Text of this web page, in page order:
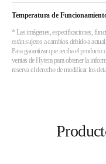
Temperatura de
* Las imágenes, especificaciones,
están sujetos a cambios debido a
Para garantizar que reciba el
ventas de Hytera para obtener la
reserva el derecho de modificar los